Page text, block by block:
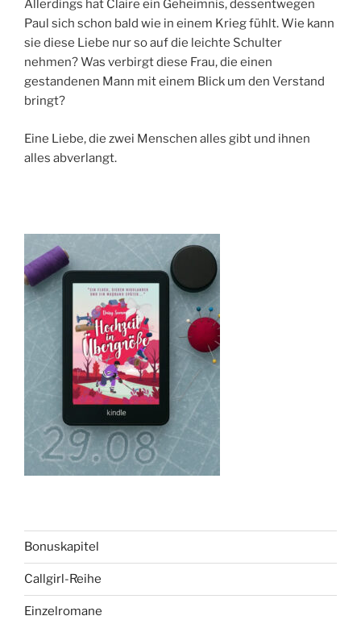
Allerdings hat Claire ein Geheimnis, dessentwegen
Paul sich schon bald wie in einem Krieg fühlt. Wie kann
sie diese Liebe nur so auf die leichte Schulter
nehmen? Was verbirgt diese Frau, die einen
gestandenen Mann mit einem Blick um den Verstand
bringt?
Eine Liebe, die zwei Menschen alles gibt und ihnen
alles abverlangt.
Bonuskapitel
Callgirl-Reihe
Einzelromane